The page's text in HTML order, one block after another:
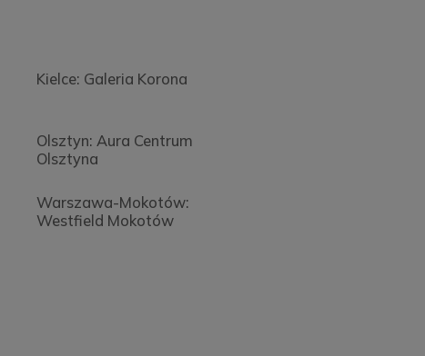
Kielce: Galeria Korona
Olsztyn: Aura Centrum
Olsztyna
Warszawa-Mokotów:
Westfield Mokotów